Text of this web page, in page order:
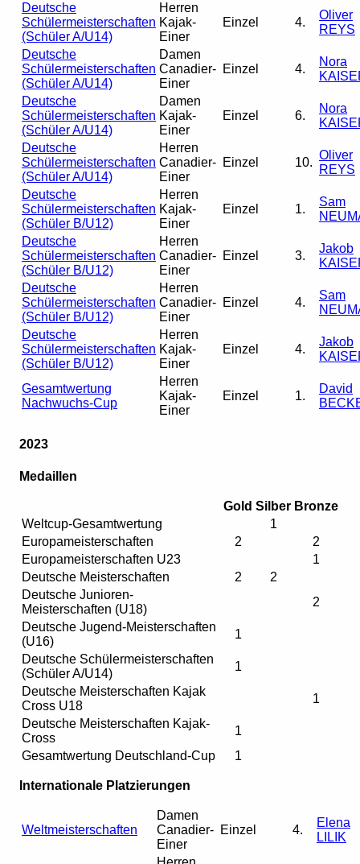
Deutsche
Schülermeisterschaften
(Schüler A/U14)
Herren
Kajak-
Einer
Einzel 4.
Oliver
REYS
Deutsche
Schülermeisterschaften
(Schüler A/U14)
Damen
Canadier-
Einer
Einzel 4.
Nora
Deutsche
Schülermeisterschaften
(Schüler A/U14)
Damen
Kajak-
Einer
Einzel 6.
Nora
Deutsche
Schülermeisterschaften
(Schüler A/U14)
Herren
Canadier-
Einer
Einzel 10.
Oliver
REYS
Deutsche
Schülermeisterschaften
(Schüler B/U12)
Herren
Kajak-
Einer
Einzel 1.
Sam
Deutsche
Schülermeisterschaften
(Schüler B/U12)
Herren
Canadier-
Einer
Einzel 3.
Jakob
Deutsche
Schülermeisterschaften
(Schüler B/U12)
Herren
Canadier-
Einer
Einzel 4.
Sam
Deutsche
Schülermeisterschaften
(Schüler B/U12)
Herren
Kajak-
Einer
Einzel 4.
Jakob
Gesamtwertung
Nachwuchs-Cup
Herren
Kajak-
Einer
Einzel 1.
David
2023
Medaillen
Gold Silber Bronze
Weltcup-Gesamtwertung
1
Europameisterschaften
2
2
Europameisterschaften U23
1
Deutsche Meisterschaften
2
2
Deutsche Junioren-
Meisterschaften (U18)
2
Deutsche Jugend-Meisterschaften
(U16)
1
Deutsche Schülermeisterschaften
(Schüler A/U14)
1
Deutsche Meisterschaften Kajak
Cross U18
1
Deutsche Meisterschaften Kajak-
Cross
1
Gesamtwertung Deutschland-Cup
1
Internationale Platzierungen
Weltmeisterschaften
Damen
Canadier-
Einer
Einzel 4.
Elena
LILIK